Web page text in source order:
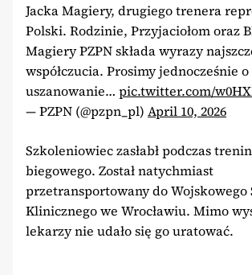
Jacka Magiery, drugiego trenera
Polski. Rodzinie, Przyjaciołom oraz
Magiery PZPN składa wyrazy
współczucia. Prosimy jednocześnie o
uszanowanie… pic.twitter.com/
— PZPN (@pzpn_pl) April 10, 2026
Szkoleniowiec zasłabł podczas
biegowego. Został natychmiast
przetransportowany do Wojskowego
Klinicznego we Wrocławiu. Mimo
lekarzy nie udało się go uratować.